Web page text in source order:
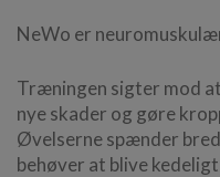
NeWo er
Træningen sigter mod
nye skader og gøre
Øvelserne spænder
behøver at blive